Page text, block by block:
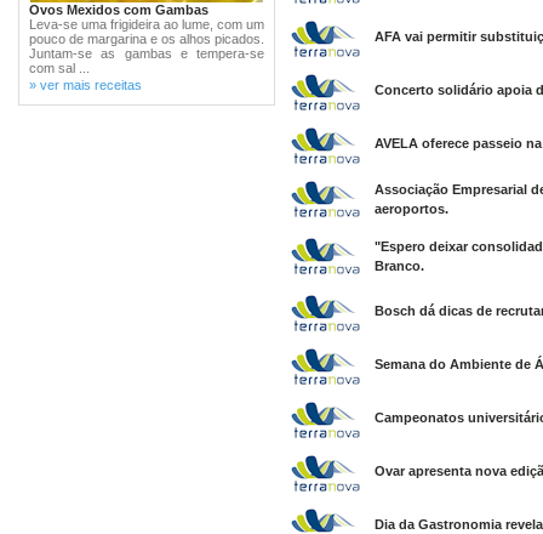
Ovos Mexidos com Gambas
Leva-se uma frigideira ao lume, com um
pouco de margarina e os alhos picados.
Juntam-se as gambas e tempera-se
com sal ...
» ver mais receitas
AFA vai permitir
Concerto solidário apoia
AVELA oferece passeio
Associação Empresarial
aeroportos.
"Espero deixar
Branco.
Bosch dá dicas de
Semana do Ambiente de
Campeonatos
Ovar apresenta nova
Dia da Gastronomia